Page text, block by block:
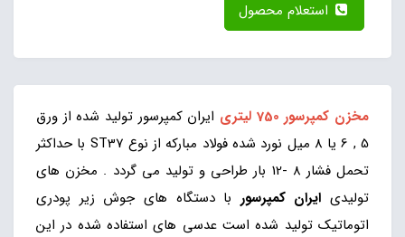
مخزن کمپرسور 750 لیتری
ایران کمپرسور تولید شده از ورق
5 , 6 یا 8 میل نورد شده فولاد مبارکه از نوع ST37 با حداکثر
تحمل فشار 8 -12 بار طراحی و تولید می گردد . مخزن های
تولیدی ایران کمپرسور با دستگاه های جوش زیر پودری
اتوماتیک تولید شده است عدسی های استفاده شده در این